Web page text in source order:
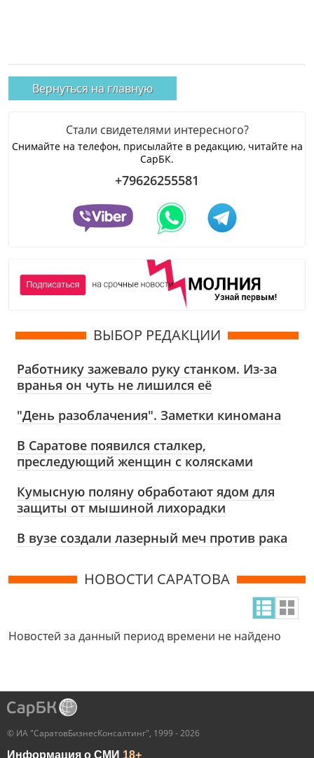
Вернуться на главную
Стали свидетелями интересного?
Снимайте на телефон, присылайте в редакцию, читайте на
СарБК.
+79626255581
ВЫБОР РЕДАКЦИИ
Работнику зажевало руку станком. Из-за
вранья он чуть не лишился её
"День разоблачения". Заметки киномана
В Саратове появился сталкер,
преследующий женщин с колясками
Кумысную поляну обработают ядом для
защиты от мышиной лихорадки
В вузе создали лазерный меч против рака
НОВОСТИ САРАТОВА
Новостей за данный период времени не найдено
© ИА "СаратовБизнесКонсалтинг", 1999 - 2026
Информация о СМИ 18+